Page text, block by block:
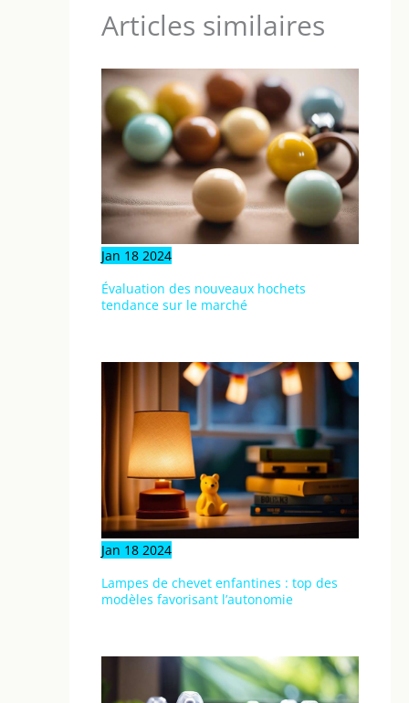
Articles similaires
Jan 18 2024
Évaluation des nouveaux hochets
tendance sur le marché
Jan 18 2024
Lampes de chevet enfantines : top des
modèles favorisant l’autonomie